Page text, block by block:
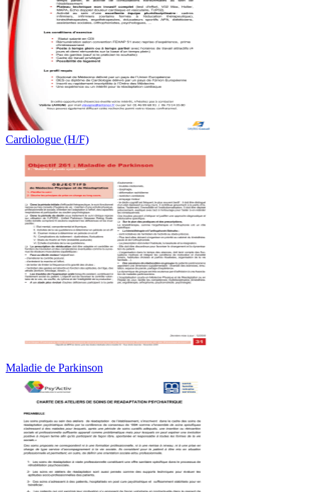
Cardiologue (H/F)
Maladie de Parkinson